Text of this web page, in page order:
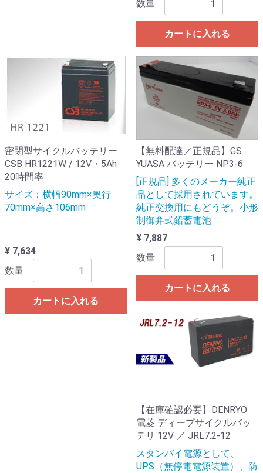
数量
カートに入れる
密閉型サイクルバッテリー
CSB HR1221W / 12V・5Ah
20時間率
サイズ：横幅90mm×奥行
70mm×高さ106mm
¥ 7,634
数量
カートに入れる
【無料配達／正規品】GS
YUASA バッテリー NP3-6
[正規品] 多くのメーカー純正
品として採用されています。
純正交換用にもどうぞ。小形
制御弁式鉛蓄電池
¥ 7,887
数量
カートに入れる
【在庫確認必要】DENRYO
電菱 ディープサイクルバッ
テリ 12V ／ JRL7.2-12
スタンバイ電源として、
UPS（無停電電源装置）、防